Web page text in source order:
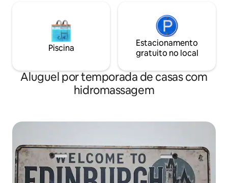
Piscina
Estacionamento
gratuito no local
Aluguel por temporada de casas com
hidromassagem